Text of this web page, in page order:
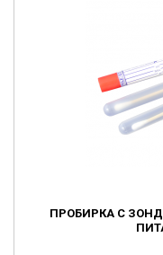
ПРОБИРКА С